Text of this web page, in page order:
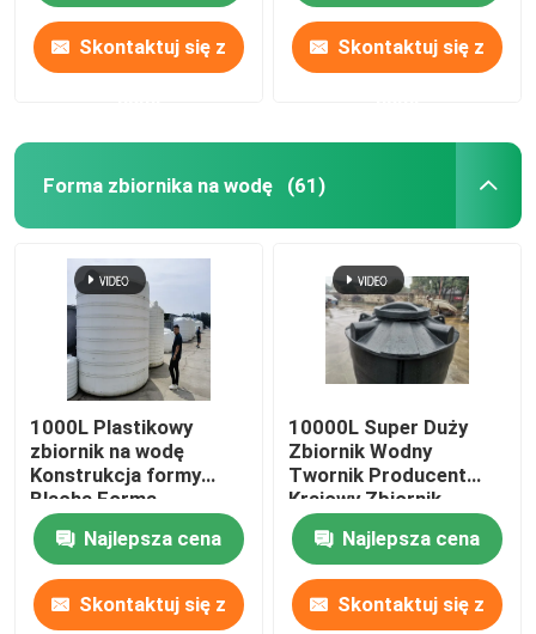
Dom
Produkty
Filmy
O nas
Wycieczka po fabryce
Kontrola jakości
Skontaktuj się z nami
Aktualności
Skontaktuj się z Skontaktuj się z
Forma zbiornika na wodę (61)
1000L Plastikowy
zbiornik na wodę
Konstrukcja formy
Blacha Forma
aluminiowa
Rotomolding
Najlepsza cena
Skontaktuj się z
10000L Super Duży
Zbiornik Wodny
Twornik Producent
Krajowy Zbiornik
Plastikowy Twornik
RotacyjnyNajlepsza cena
Skontaktuj się z